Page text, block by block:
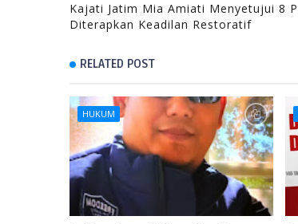
Kajati Jatim Mia Amiati Menyetujui 8
Diterapkan Keadilan Restoratif
RELATED POST
HUKUM